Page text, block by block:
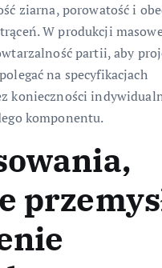
ziarna, porowatość i
W produkcji
partii, aby
na specyfikacjach
konieczności
komponentu.